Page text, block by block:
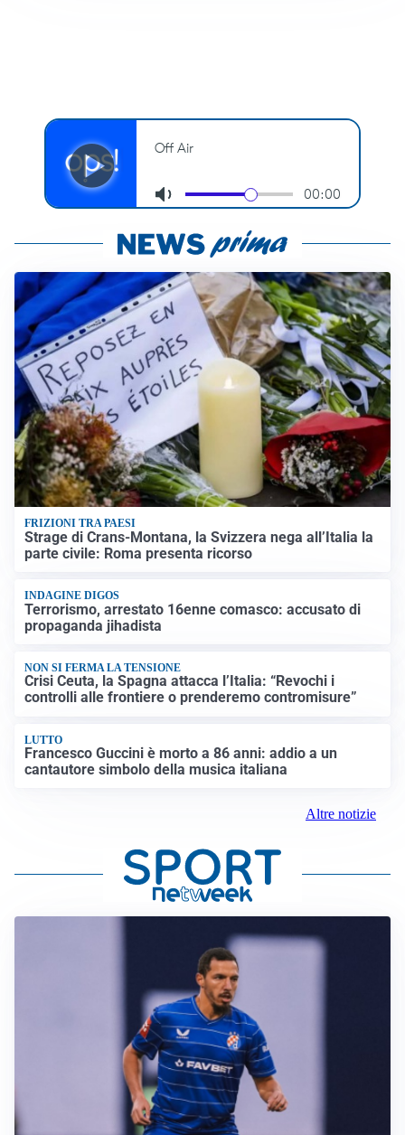
FRIZIONI TRA PAESI
Strage di Crans-Montana, la Svizzera nega all’Italia la
parte civile: Roma presenta ricorso
INDAGINE DIGOS
Terrorismo, arrestato 16enne comasco: accusato di
propaganda jihadista
NON SI FERMA LA TENSIONE
Crisi Ceuta, la Spagna attacca l’Italia: “Revochi i
controlli alle frontiere o prenderemo contromisure”
LUTTO
Francesco Guccini è morto a 86 anni: addio a un
cantautore simbolo della musica italiana
Altre notizie